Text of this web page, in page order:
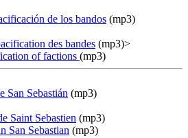
de los bandos (mp3)
des bandes (mp3)>
of factions (mp3)
San Sebastián (mp3)
Saint Sebastien (mp3)
San Sebastian (mp3)